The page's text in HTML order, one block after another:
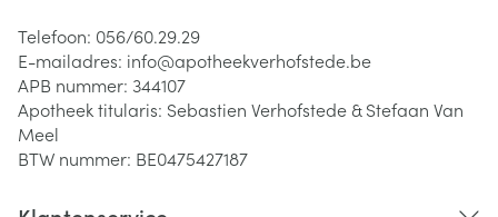
Telefoon: 056/60.29.29
E-mailadres: info@apotheekverhofstede.be
APB nummer: 344107
Apotheek titularis: Sebastien Verhofstede & Stefaan Van
Meel
BTW nummer: BE0475427187